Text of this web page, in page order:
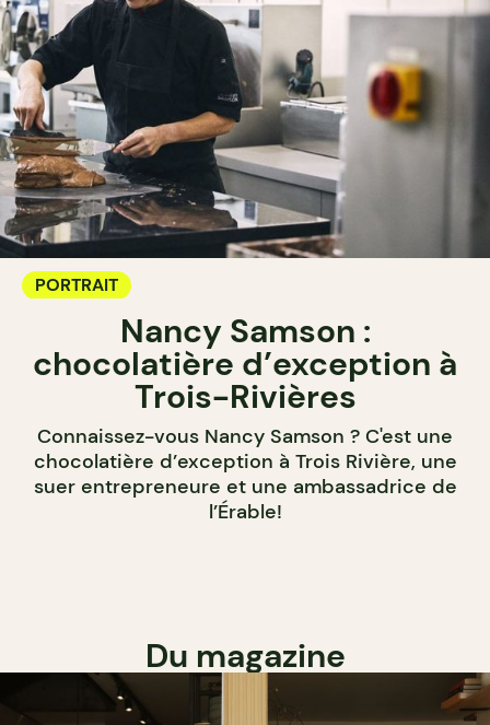
PORTRAIT
Nancy Samson :
chocolatière d’exception à
Trois-Rivières
Connaissez-vous Nancy Samson ? C'est une
chocolatière d’exception à Trois Rivière, une
suer entrepreneure et une ambassadrice de
l’Érable!
Du magazine